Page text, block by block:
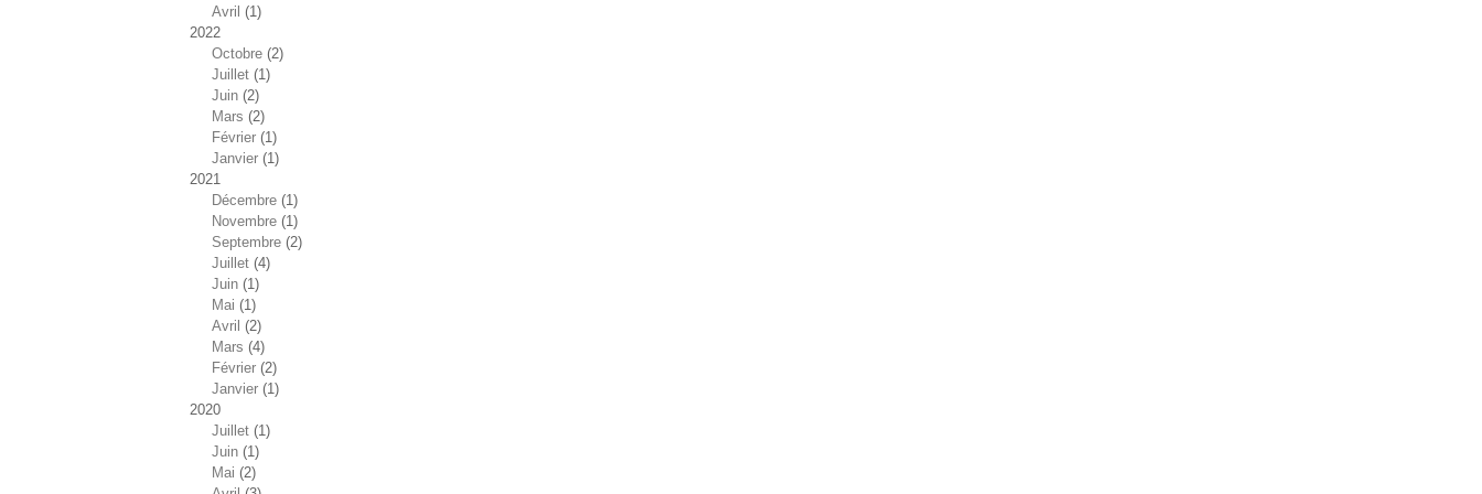
Avril (1)
2022
Octobre (2)
Juillet (1)
Juin (2)
Mars (2)
Février (1)
Janvier (1)
2021
Décembre (1)
Novembre (1)
Septembre (2)
Juillet (4)
Juin (1)
Mai (1)
Avril (2)
Mars (4)
Février (2)
Janvier (1)
2020
Juillet (1)
Juin (1)
Mai (2)